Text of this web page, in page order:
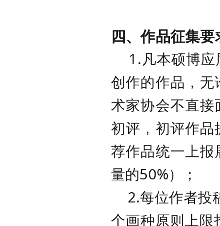
四、作品征集要
1.凡本硕博应
创作的作品，
术家协会不直
初评，初评作
荐作品统一上
量的50%）；
2.每位作者投
个画种原则上